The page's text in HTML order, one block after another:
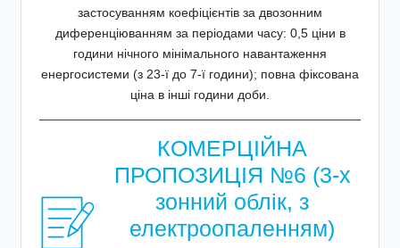
застосуванням коефіцієнтів за двозонним
диференціюванням за періодами часу: 0,5 ціни в
години нічного мінімального навантаження
енергосистеми (з 23-ї до 7-ї години); повна фіксована
ціна в інші години доби.
КОМЕРЦІЙНА
ПРОПОЗИЦІЯ №6 (3-х
зонний облік, з
електроопаленням)